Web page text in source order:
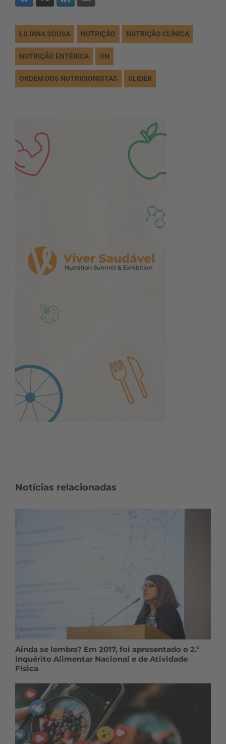
LILIANA SOUSA NUTRIÇÃO NUTRIÇÃO CLÍNICA
NUTRIÇÃO ENTÉRICA ON
ORDEM DOS NUTRICIONISTAS SLIDER
Notícias relacionadas
Ainda se lembra? Em 2017, foi apresentado o 2.º
Inquérito Alimentar Nacional e de Atividade
Física